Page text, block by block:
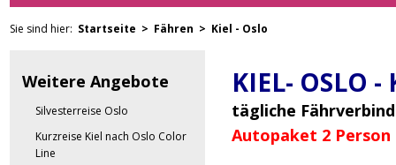
Sie sind hier: Startseite > Fähren > Kiel - Oslo
Weitere Angebote
Silvesterreise Oslo
Kurzreise Kiel nach Oslo Color
Line
KIEL- OSLO
tägliche
Autopaket 2 Person